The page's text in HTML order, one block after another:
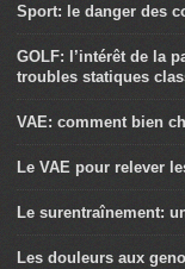
Sport: le danger des
GOLF: l’intérêt de la
troubles statiques
VAE: comment bien
Le VAE pour relever
Le surentraînement:
Les douleurs aux